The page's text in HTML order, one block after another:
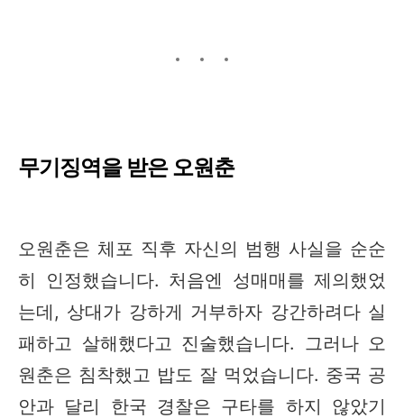
무기징역을 받은 오원춘
오원춘은 체포 직후 자신의 범행 사실을 순순
히 인정했습니다. 처음엔 성매매를 제의했었
는데, 상대가 강하게 거부하자 강간하려다 실
패하고 살해했다고 진술했습니다. 그러나 오
원춘은 침착했고 밥도 잘 먹었습니다. 중국 공
안과 달리 한국 경찰은 구타를 하지 않았기